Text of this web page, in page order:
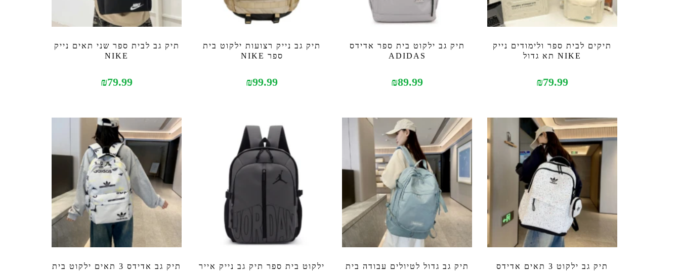
תיקים לבית ספר ולימודים נייק
NIKE תא גדול
₪79.99
תיק גב ילקוט בית ספר אדידס
ADIDAS
₪89.99
תיק גב נייק רצועות ילקוט בית
ספר NIKE
₪99.99
תיק גב לבית ספר שני תאים נייק
NIKE
₪79.99
תיק גב ילקוט 3 תאים אדידס
תיק גב גדול לטיולים עבודה בית
ילקוט בית ספר תיק גב נייק אייר
תיק גב אדידס 3 תאים ילקוט בית